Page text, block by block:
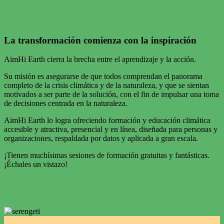
La transformación comienza con la inspiración
AimHi Earth cierra la brecha entre el aprendizaje y la acción.
Su misión es asegurarse de que todos comprendan el panorama
completo de la crisis climática y de la naturaleza, y que se sientan
motivados a ser parte de la solución, con el fin de impulsar una toma
de decisiones centrada en la naturaleza.
AimHi Earth lo logra ofreciendo formación y educación climática
accesible y atractiva, presencial y en línea, diseñada para personas y
organizaciones, respaldada por datos y aplicada a gran escala.
¡Tienen muchísimas sesiones de formación gratuitas y fantásticas.
¡Échales un vistazo!